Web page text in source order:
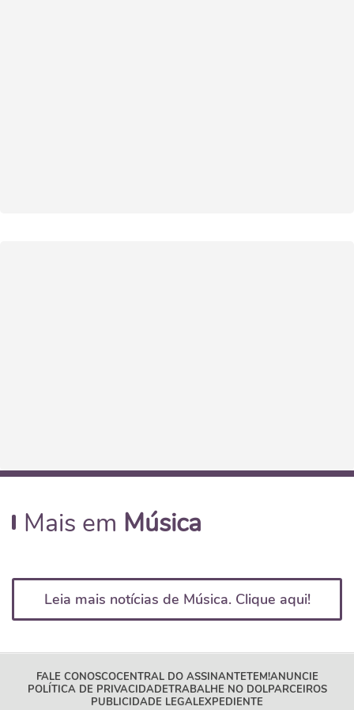
Mais em Música
Leia mais notícias de Música. Clique aqui!
FALE CONOSCOCENTRAL DO ASSINANTETEM!ANUNCIE
POLÍTICA DE PRIVACIDADETRABALHE NO DOLPARCEIROS
PUBLICIDADE LEGALEXPEDIENTE